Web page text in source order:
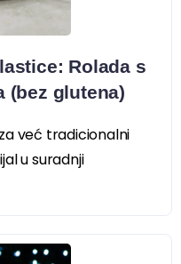
Rolada s
(bez glutena)
već tradicionalni
u suradnji